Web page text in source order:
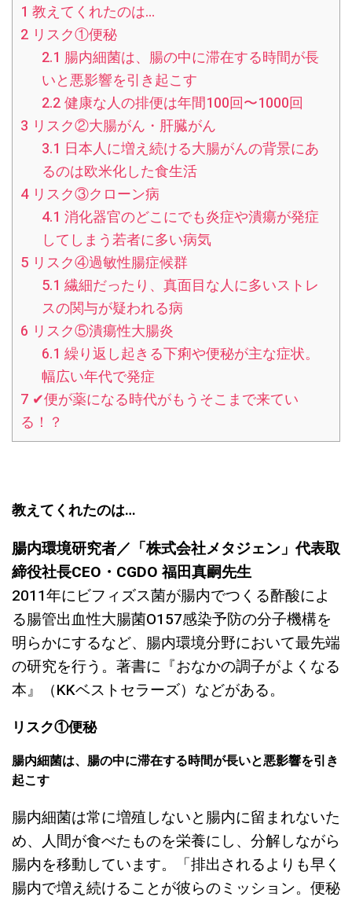
1 教えてくれたのは…
2リスク①便秘
2.1 腸内細菌は、腸の中に滞在する時間が長
いと悪影響を引き起こす
2.2健康な人の排便は年間100回〜1000回
3 リスク②大腸がん・肝臓がん
3.1 日本人に増え続ける大腸がんの背景にあ
るのは欧米化した食生活
4リスク③クローン病
4.1 消化器官のどこにでも炎症や潰瘍が発症
してしまう若者に多い病気
5リスク④過敏性腸症候群
5.1 繊細だったり、真面目な人に多いストレ
スの関与が疑われる病
6 リスク⑤潰瘍性大腸炎
6.1 繰り返し起きる下痢や便秘が主な症状。
幅広い年代で発症
7✔︎便が薬になる時代がもうそこまで来てい
る！？
教えてくれたのは…
腸内環境研究者／「株式会社メタジェン」代表取
締役社長CEO・CGDO 福田真嗣先生
2011年にビフィズス菌が腸内でつくる酢酸によ
る腸管出血性大腸菌O157感染予防の分子機構を
明らかにするなど、腸内環境分野において最先端
の研究を行う。著書に『おなかの調子がよくなる
本』（KKベストセラーズ）などがある。
リスク①便秘
腸内細菌は、腸の中に滞在する時間が長いと悪影響を引き
起こす
腸内細菌は常に増殖しないと腸内に留まれないた
め、人間が食べたものを栄養にし、分解しながら
腸内を移動しています。「排出されるよりも早く
腸内で増え続けることが彼らのミッション。便秘